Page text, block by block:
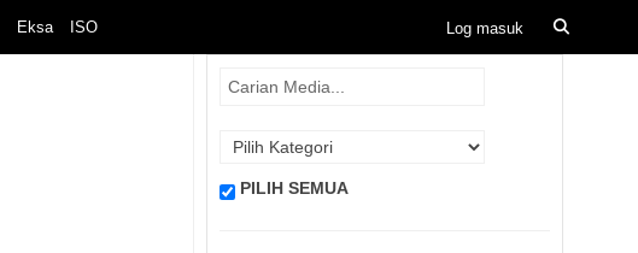
Eksa ISO
PILIH SEMUA